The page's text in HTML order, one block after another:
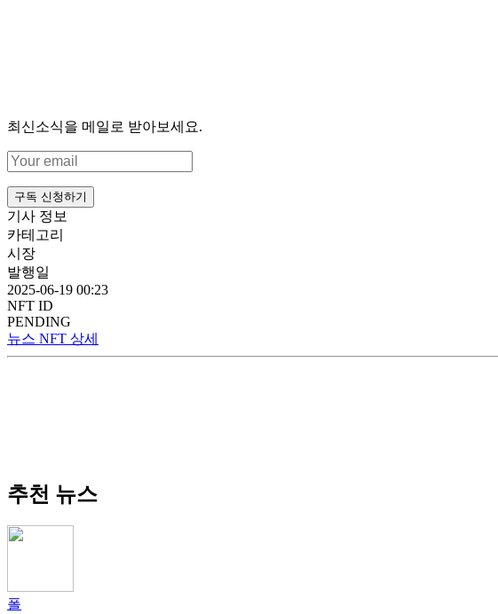
최신소식을 메일로 받아보세요.
구독 신청하기
기사 정보
카테고리
시장
발행일
2025-06-19 00:23
NFT ID
PENDING
뉴스 NFT 상세
추천 뉴스
폴